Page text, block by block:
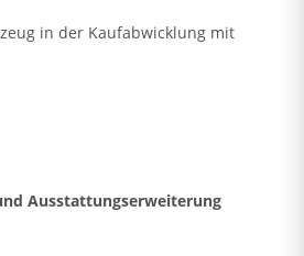
in der Kaufabwicklung mit
Ausstattungserweiterung